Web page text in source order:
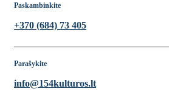
Paskambinkite
+370 (684) 73 405
Parašykite
info@154kulturos.lt